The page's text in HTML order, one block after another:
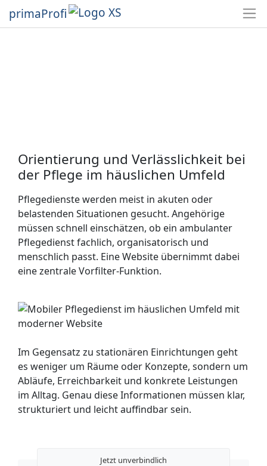
primaProfi
Orientierung und Verlässlichkeit bei
der Pflege im häuslichen Umfeld
Pflegedienste werden meist in akuten oder
belastenden Situationen gesucht. Angehörige
müssen schnell einschätzen, ob ein ambulanter
Pflegedienst fachlich, organisatorisch und
menschlich passt. Eine Website übernimmt dabei
eine zentrale Vorfilter-Funktion.
Im Gegensatz zu stationären Einrichtungen geht
es weniger um Räume oder Konzepte, sondern um
Abläufe, Erreichbarkeit und konkrete Leistungen
im Alltag. Genau diese Informationen müssen klar,
strukturiert und leicht auffindbar sein.
Jetzt unverbindlich